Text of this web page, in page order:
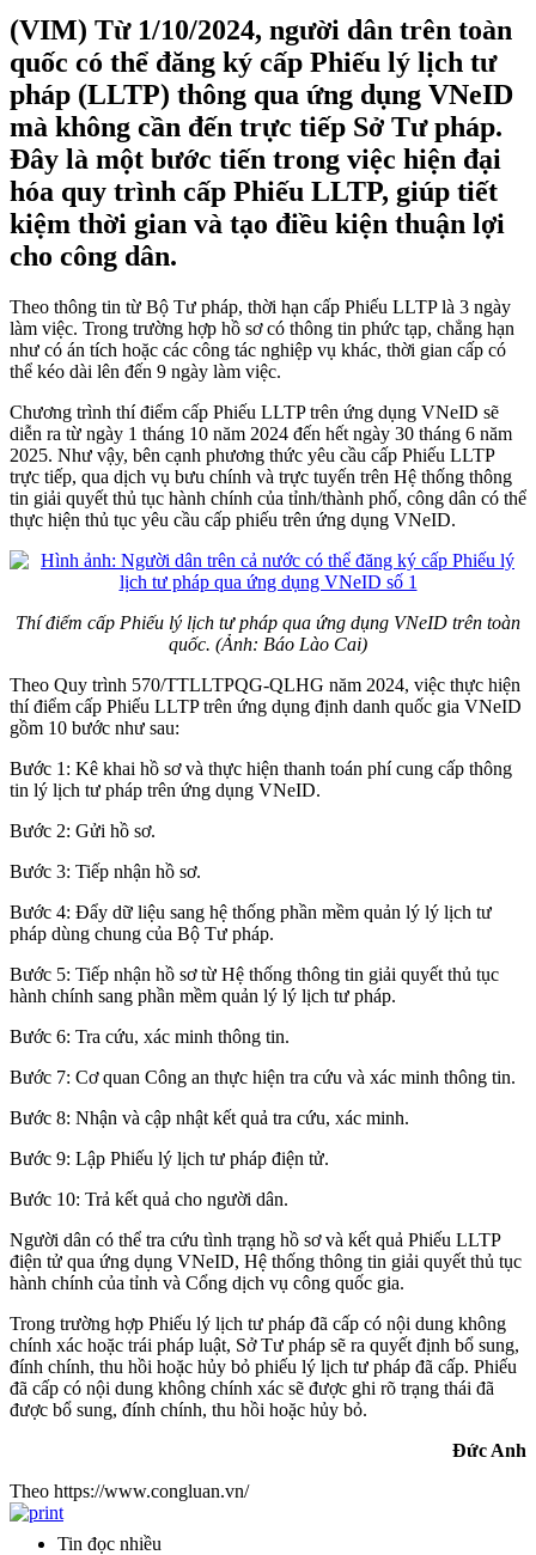
(VIM) Từ 1/10/2024, người dân trên toàn
quốc có thể đăng ký cấp Phiếu lý lịch tư
pháp (LLTP) thông qua ứng dụng VNeID
mà không cần đến trực tiếp Sở Tư pháp.
Đây là một bước tiến trong việc hiện đại
hóa quy trình cấp Phiếu LLTP, giúp tiết
kiệm thời gian và tạo điều kiện thuận lợi
cho công dân.
Theo thông tin từ Bộ Tư pháp, thời hạn cấp Phiếu LLTP là 3 ngày
làm việc. Trong trường hợp hồ sơ có thông tin phức tạp, chẳng hạn
như có án tích hoặc các công tác nghiệp vụ khác, thời gian cấp có
thể kéo dài lên đến 9 ngày làm việc.
Chương trình thí điểm cấp Phiếu LLTP trên ứng dụng VNeID sẽ
diễn ra từ ngày 1 tháng 10 năm 2024 đến hết ngày 30 tháng 6 năm
2025. Như vậy, bên cạnh phương thức yêu cầu cấp Phiếu LLTP
trực tiếp, qua dịch vụ bưu chính và trực tuyến trên Hệ thống thông
tin giải quyết thủ tục hành chính của tỉnh/thành phố, công dân có thể
thực hiện thủ tục yêu cầu cấp phiếu trên ứng dụng VNeID.
Thí điểm cấp Phiếu lý lịch tư pháp qua ứng dụng VNeID trên toàn
quốc. (Ảnh: Báo Lào Cai)
Theo Quy trình 570/TTLLTPQG-QLHG năm 2024, việc thực hiện
thí điểm cấp Phiếu LLTP trên ứng dụng định danh quốc gia VNeID
gồm 10 bước như sau:
Bước 1: Kê khai hồ sơ và thực hiện thanh toán phí cung cấp thông
tin lý lịch tư pháp trên ứng dụng VNeID.
Bước 2: Gửi hồ sơ.
Bước 3: Tiếp nhận hồ sơ.
Bước 4: Đẩy dữ liệu sang hệ thống phần mềm quản lý lý lịch tư
pháp dùng chung của Bộ Tư pháp.
Bước 5: Tiếp nhận hồ sơ từ Hệ thống thông tin giải quyết thủ tục
hành chính sang phần mềm quản lý lý lịch tư pháp.
Bước 6: Tra cứu, xác minh thông tin.
Bước 7: Cơ quan Công an thực hiện tra cứu và xác minh thông tin.
Bước 8: Nhận và cập nhật kết quả tra cứu, xác minh.
Bước 9: Lập Phiếu lý lịch tư pháp điện tử.
Bước 10: Trả kết quả cho người dân.
Người dân có thể tra cứu tình trạng hồ sơ và kết quả Phiếu LLTP
điện tử qua ứng dụng VNeID, Hệ thống thông tin giải quyết thủ tục
hành chính của tỉnh và Cổng dịch vụ công quốc gia.
Trong trường hợp Phiếu lý lịch tư pháp đã cấp có nội dung không
chính xác hoặc trái pháp luật, Sở Tư pháp sẽ ra quyết định bổ sung,
đính chính, thu hồi hoặc hủy bỏ phiếu lý lịch tư pháp đã cấp. Phiếu
đã cấp có nội dung không chính xác sẽ được ghi rõ trạng thái đã
được bổ sung, đính chính, thu hồi hoặc hủy bỏ.
Đức Anh
Theo https://www.congluan.vn/
Tin đọc nhiều